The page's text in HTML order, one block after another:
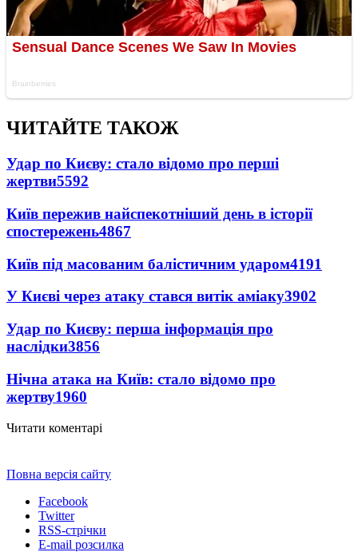
ЧИТАЙТЕ ТАКОЖ
Удар по Києву: стало відомо про перші
жертви5592
Київ пережив найспекотніший день в історії
спостережень4867
Київ під масованим балістичним ударом4191
У Києві через атаку стався витік аміаку3902
Удар по Києву: перша інформація про
наслідки3856
Нічна атака на Київ: стало відомо про
жертву1960
Читати коментарі
Повна версія сайту
Facebook
Twitter
RSS-стрічки
E-mail розсилка